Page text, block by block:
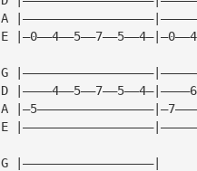
A
E
G
D
A
E
G |——————————————————|